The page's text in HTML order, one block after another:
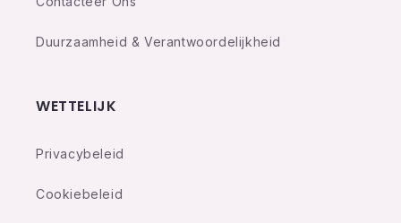
Duurzaamheid & Verantwoordelijkheid
WETTELIJK
Privacybeleid
Cookiebeleid